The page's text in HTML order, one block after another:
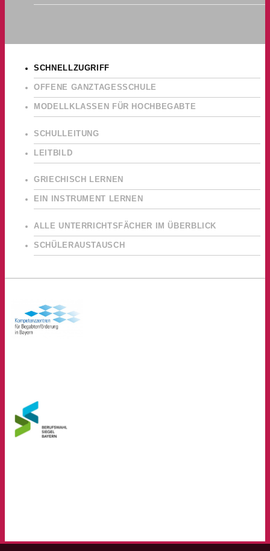
SCHNELLZUGRIFF
OFFENE GANZTAGESSCHULE
MODELLKLASSEN FÜR HOCHBEGABTE
SCHULLEITUNG
LEITBILD
GRIECHISCH LERNEN
EIN INSTRUMENT LERNEN
ALLE UNTERRICHTSFÄCHER IM ÜBERBLICK
SCHÜLERAUSTAUSCH